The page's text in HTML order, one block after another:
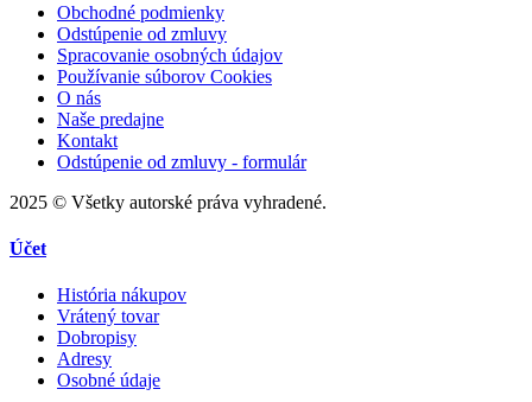
Obchodné podmienky
Odstúpenie od zmluvy
Spracovanie osobných údajov
Používanie súborov Cookies
O nás
Naše predajne
Kontakt
Odstúpenie od zmluvy - formulár
2025 © Všetky autorské práva vyhradené.
Účet
História nákupov
Vrátený tovar
Dobropisy
Adresy
Osobné údaje